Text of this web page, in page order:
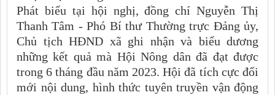
Phát biểu tại hội nghị, đồng chí Nguyễn Thị
Thanh Tâm - Phó Bí thư Thường trực Đảng ủy,
Chủ tịch HĐND xã ghi nhận và biểu dương
những kết quả mà Hội Nông dân đã đạt được
trong 6 tháng đầu năm 2023. Hội đã tích cực đổi
mới nội dung, hình thức tuyên truyền vận động